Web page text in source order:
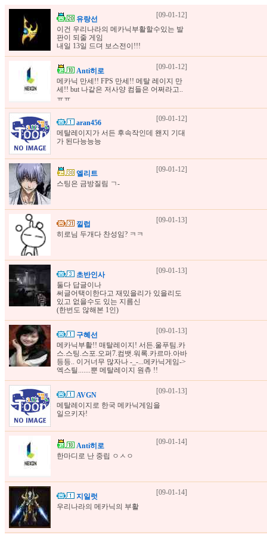
유랑선
[09-01-12]
이건 우리나라의 메카닉부활할수있는 발
판이 되줄 게임
내일 13일 드뎌 보스전이!!!
Anti히로
[09-01-12]
메카닉 만세!! FPS 만세!! 메탈 레이지 만
세!! but 나같은 저사양 컴들은 어쩌라고..
ㅠㅠ
aran456
[09-01-12]
메탈레이지가 서든 후속작인데 왠지 기대
가 된다능능능
엘리트
[09-01-12]
스팅은 금방질림 ㄱ-
낄럽
[09-01-13]
히로님 두개다 찬성임? ㅋㅋ
초반인사
[09-01-13]
둘다 답글이나
써글어택이한다고 재밌을리가 있을리도
있고 없을수도 있는 지름신
(한번도 않해본 1인)
구혜선
[09-01-13]
메카닉부활!! 매탈레이지! 서든.울푸팀.카
스.스팅.스포.오퍼7.컴뱃.워록.카르마.아바
등등.. 이거너무 많자나 -_-...메카닉게임->
엑스틸.......뿐 메탈레이지 원츄 !!
AVGN
[09-01-13]
메탈레이지로 한국 메카닉게임을
일으키자!
Anti히로
[09-01-14]
한마디로 난 중립 ㅇㅅㅇ
지일럿
[09-01-14]
우리나라의 메카닉의 부활